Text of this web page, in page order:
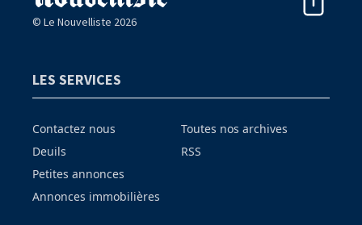
© Le Nouvelliste 2026
LES SERVICES
Contactez nous
Deuils
Petites annonces
Annonces immobilières
Toutes nos archives
RSS